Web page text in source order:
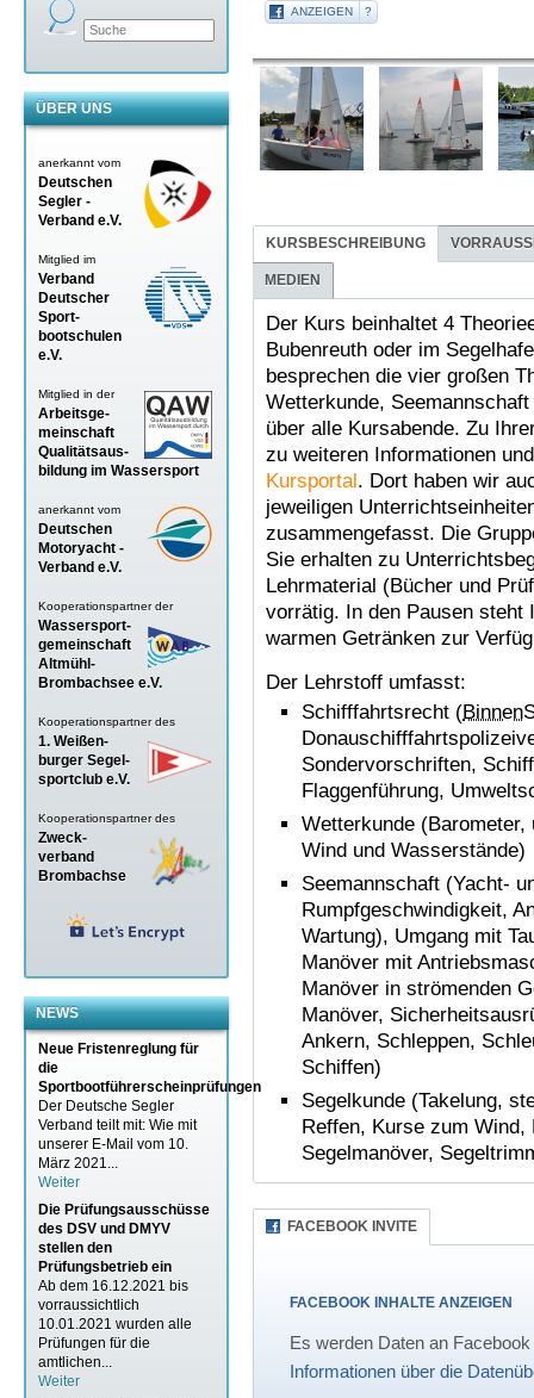
ÜBER UNS
anerkannt vom
Deutschen
Segler -
Verband e.V.
Mitglied im
Verband
Deutscher
Sport-
bootschulen
e.V.
Mitglied in der
Arbeitsge-
meinschaft
Qualitätsaus-
bildung im Wassersport
anerkannt vom
Deutschen
Motoryacht -
Verband e.V.
Kooperationspartner der
Wassersport-
gemeinschaft
Altmühl-
Brombachsee e.V.
Kooperationspartner des
1. Weißen-
burger Segel-
sportclub e.V.
Kooperationspartner des
Zweck-
verband
Brombachse
NEWS
Neue Fristenreglung für
die
Sportbootführerscheinprüfungen
Der Deutsche Segler
Verband teilt mit: Wie mit
unserer E-Mail vom 10.
März 2021...
Weiter
Die Prüfungsausschüsse
des DSV und DMYV
stellen den
Prüfungsbetrieb ein
Ab dem 16.12.2021 bis
vorraussichtlich
10.01.2021 wurden alle
Prüfungen für die
amtlichen...
Weiter
ANZEIGEN ?
KURSBESCHREIBUNG
MEDIEN
Der Kurs beinhaltet 4
Bubenreuth oder im
besprechen die vier großen
Wetterkunde,
über alle Kursabende. Zu
zu weiteren Informationen
Kursportal. Dort haben wir
jeweiligen
zusammengefasst. Die
Sie erhalten zu
Lehrmaterial (Bücher und
vorrätig. In den Pausen steht
warmen Getränken zur
Der Lehrstoff umfasst:
Schifffahrtsrecht (
Sondervorschriften,
Flaggenführung,
Wetterkunde
Wind und Wasserstände)
Seemannschaft (Yacht-
Rumpfgeschwindigkeit,
Wartung), Umgang mit
Manöver mit
Manöver in strömenden
Manöver,
Ankern, Schleppen,
Schiffen)
Segelkunde (Takelung,
Reffen, Kurse zum
Segelmanöver,
FACEBOOK INVITE
FACEBOOK INHALTE ANZEIGEN
Es werden Daten an
Informationen über die